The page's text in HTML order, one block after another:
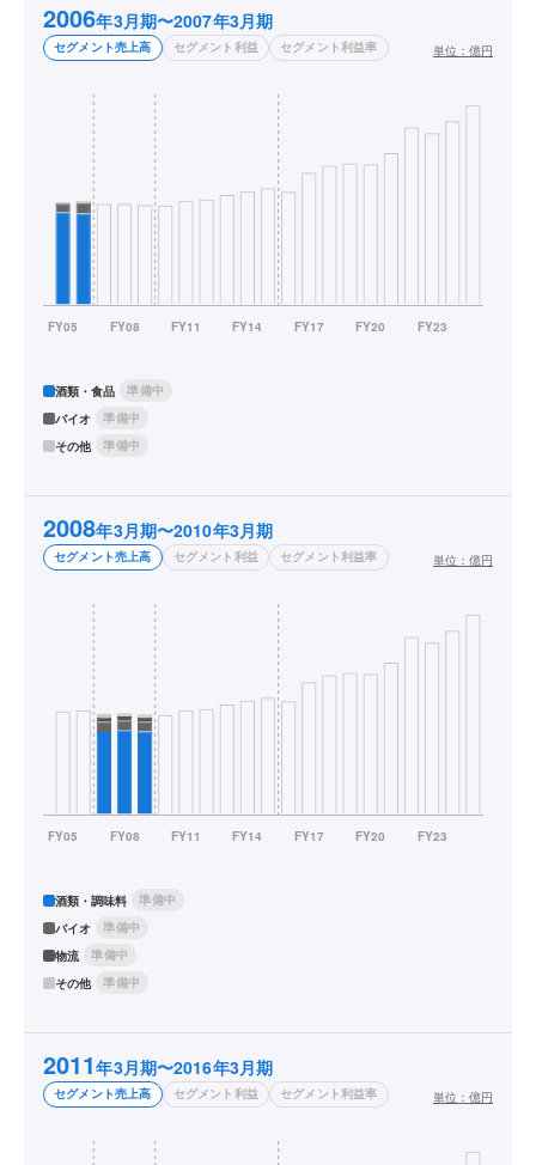
2006年3月期〜2007年3月期
セグメント売上高 セグメント利益 セグメント利益率 単位： 億円
酒類・食品
準備中
バイオ
準備中
その他
準備中
2008年3月期〜2010年3月期
セグメント売上高 セグメント利益 セグメント利益率 単位： 億円
酒類・調味料
準備中
バイオ
準備中
物流
準備中
その他
準備中
2011年3月期〜2016年3月期
セグメント売上高 セグメント利益 セグメント利益率 単位： 億円